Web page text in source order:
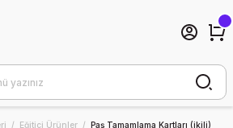
Eğitici Ürünler Paş Tamamlama Kartları (ikili)